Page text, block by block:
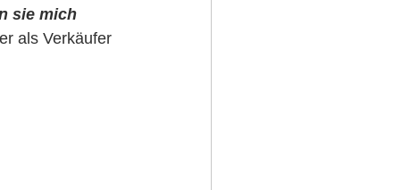
sie mich
als Verkäufer